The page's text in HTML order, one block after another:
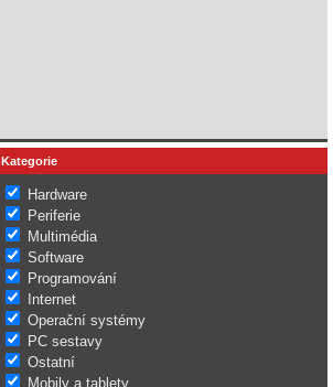
Kategorie
Hardware
Periferie
Multimédia
Software
Programování
Internet
Operační systémy
PC sestavy
Ostatní
Mobily a tablety